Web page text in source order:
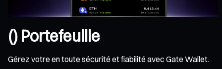
() Portefeuille
Gérez votre en toute sécurité et fiabilité avec Gate Wallet.